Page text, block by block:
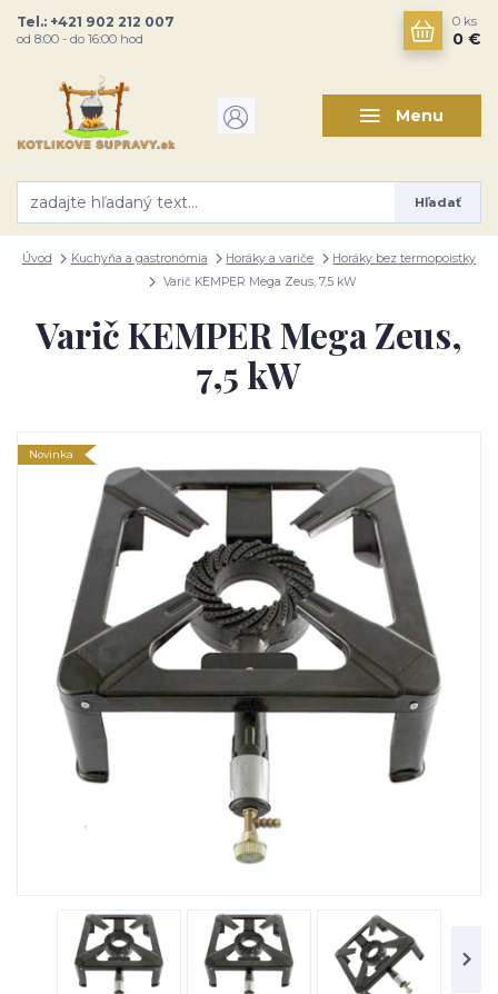
Menu
Hľadať
Tel.: +421 902 212 007
od 8:00 - do 16:00 hod
0 ks
0 €
Úvod Kuchyňa a gastronómia Horáky a variče
Horáky bez termopoistky
Varič KEMPER Mega Zeus, 7,5 kW
Varič KEMPER Mega Zeus,
7,5 kW
Novinka